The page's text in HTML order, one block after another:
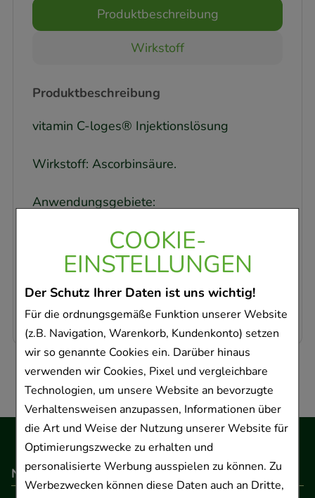
COOKIE-
EINSTELLUNGEN
Der Schutz Ihrer Daten ist uns wichtig!
Für die ordnungsgemäße Funktion unserer Website
(z.B. Navigation, Warenkorb, Kundenkonto) setzen
wir so genannte Cookies ein. Darüber hinaus
verwenden wir Cookies, Pixel und vergleichbare
Technologien, um unsere Website an bevorzugte
Verhaltensweisen anzupassen, Informationen über
die Art und Weise der Nutzung unserer Website für
Optimierungszwecke zu erhalten und
personalisierte Werbung ausspielen zu können. Zu
Werbezwecken können diese Daten auch an Dritte,
Produktbeschreibung
Wirkstoff
Produktbeschreibung
vitamin C-loges® Injektionslösung
Wirkstoff: Ascorbinsäure.
Anwendungsgebiete:
Vitamin C-Substitution bei künstlicher
(parenteraler) Ernährung.
Warnhinweis: Enthält
Natriumhydrogencarbonat.
Navigation